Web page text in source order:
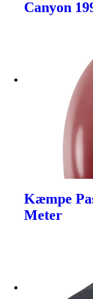
Canyon
Kæmpe
Meter